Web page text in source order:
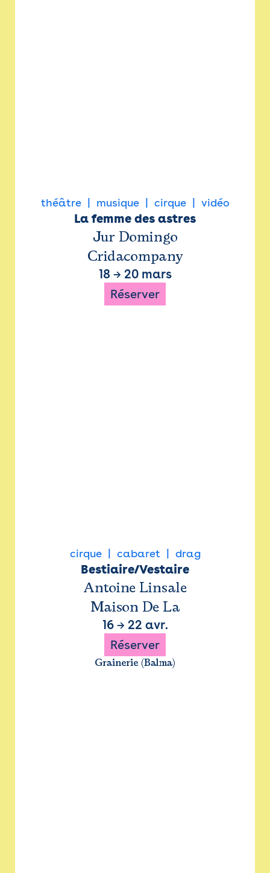
théâtre musique cirque vidéo
La femme des astres
Jur Domingo
Cridacompany
18 → 20 mars
Réserver
cirque cabaret drag
Bestiaire/Vestaire
Antoine Linsale
Maison De La
16→ 22 avr.
Réserver
Grainerie (Balma)